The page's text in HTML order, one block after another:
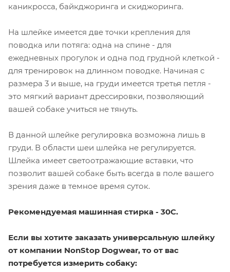
каникросса, байкджоринга и скиджоринга.
На шлейке имеется две точки крепления для
поводка или потяга: одна на спине - для
ежедневных прогулок и одна под грудной клеткой -
для тренировок на длинном поводке. Начиная с
размера 3 и выше, на груди имеется третья петля -
это мягкий вариант дрессировки, позволяющий
вашей собаке учиться не тянуть.
В данной шлейке регулировка возможна лишь в
груди. В области шеи шлейка не регулируется.
Шлейка имеет светоотражающие вставки, что
позволит вашей собаке быть всегда в поле вашего
зрения даже в темное время суток.
Рекомендуемая машинная стирка - 30С.
Если вы хотите заказать универсальную шлейку
от компании NonStop Dogwear, то от вас
потребуется измерить собаку: